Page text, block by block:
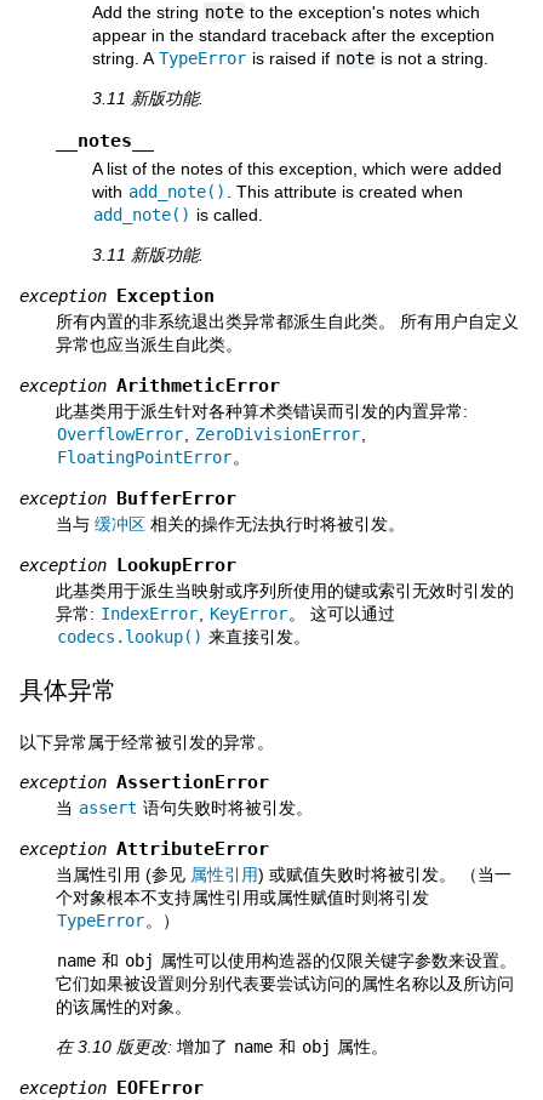
Add the string note to the exception's notes which
appear in the standard traceback after the exception
string. A TypeError is raised if note is not a string.
3.11 新版功能.
__notes__
A list of the notes of this exception, which were added
with add_note()
. This attribute is created when
add_note() is called.
3.11 新版功能.
exception Exception
所有内置的非系统退出类异常都派生自此类。 所有用户自定义
异常也应当派生自此类。
exception ArithmeticError
此基类用于派生针对各种算术类错误而引发的内置异常:
OverflowError
ZeroDivisionError
FloatingPointError。
exception BufferError
当与 缓冲区 相关的操作无法执行时将被引发。
exception LookupError
此基类用于派生当映射或序列所使用的键或索引无效时引发的
异常: IndexError KeyError。 这可以通过
codecs.lookup() 来直接引发。
具体异常
以下异常属于经常被引发的异常。
exception AssertionError
当 assert 语句失败时将被引发。
exception AttributeError
当属性引用 (参见 属性引用) 或赋值失败时将被引发。 （当一
个对象根本不支持属性引用或属性赋值时则将引发
TypeError。）
name 和 obj 属性可以使用构造器的仅限关键字参数来设置。
它们如果被设置则分别代表要尝试访问的属性名称以及所访问
的该属性的对象。
在 3.10 版更改: 增加了 name 和 obj 属性。
exception EOFError